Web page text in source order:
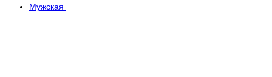
Мужская